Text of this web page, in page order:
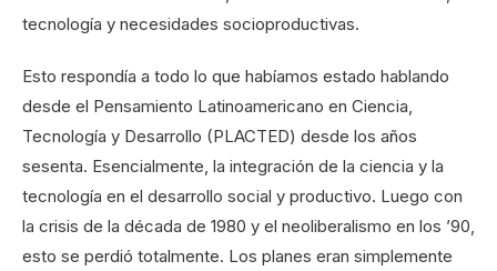
tecnología y necesidades socioproductivas.
Esto respondía a todo lo que habíamos estado hablando
desde el Pensamiento Latinoamericano en Ciencia,
Tecnología y Desarrollo (PLACTED) desde los años
sesenta. Esencialmente, la integración de la ciencia y la
tecnología en el desarrollo social y productivo. Luego con
la crisis de la década de 1980 y el neoliberalismo en los ’90,
esto se perdió totalmente. Los planes eran simplemente